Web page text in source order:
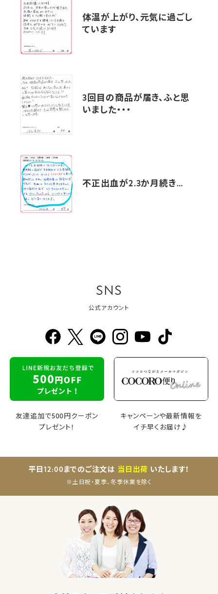
体温が上がり、元気に過ごし
ています
3回目の商品が届き、ふと思
いました・・・
不正出血が2.3か月続き…
SNS
公式アカウント
友達追加で500円クーポン
プレゼント！
キャンペーンや最新情報を
イチ早くお届け♪
平日12:00までのご注文は 当日出荷 いたします！
※土日祝・夏季、冬季休業を除く